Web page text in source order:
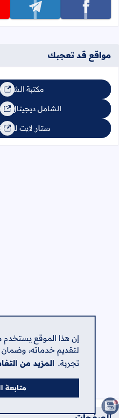
إن هذا الموقع يستخدم
لتقديم خدماته،
تجربة. المزيد من
متابعة
تابعنا على facebook تابعنا على telegram
مواقع قد تعجبك
مكتبة الشامل
الشامل ديجيتال
ستار لايت